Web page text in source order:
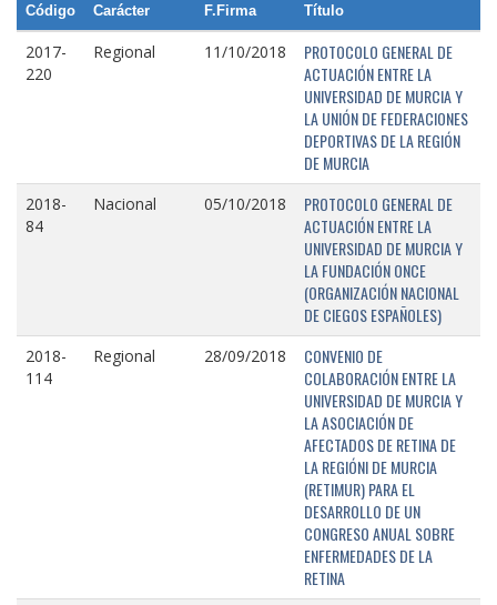
Código Carácter F.Firma Título
2017-
220
Regional 11/10/2018
PROTOCOLO GENERAL DE
ACTUACIÓN ENTRE LA
UNIVERSIDAD DE MURCIA Y
LA UNIÓN DE FEDERACIONES
DEPORTIVAS DE LA REGIÓN
DE MURCIA
2018-
84
Nacional 05/10/2018
PROTOCOLO GENERAL DE
ACTUACIÓN ENTRE LA
UNIVERSIDAD DE MURCIA Y
LA FUNDACIÓN ONCE
(ORGANIZACIÓN NACIONAL
DE CIEGOS ESPAÑOLES)
2018-
114
Regional 28/09/2018
CONVENIO DE
COLABORACIÓN ENTRE LA
UNIVERSIDAD DE MURCIA Y
LA ASOCIACIÓN DE
AFECTADOS DE RETINA DE
LA REGIÓNI DE MURCIA
(RETIMUR) PARA EL
DESARROLLO DE UN
CONGRESO ANUAL SOBRE
ENFERMEDADES DE LA
RETINA